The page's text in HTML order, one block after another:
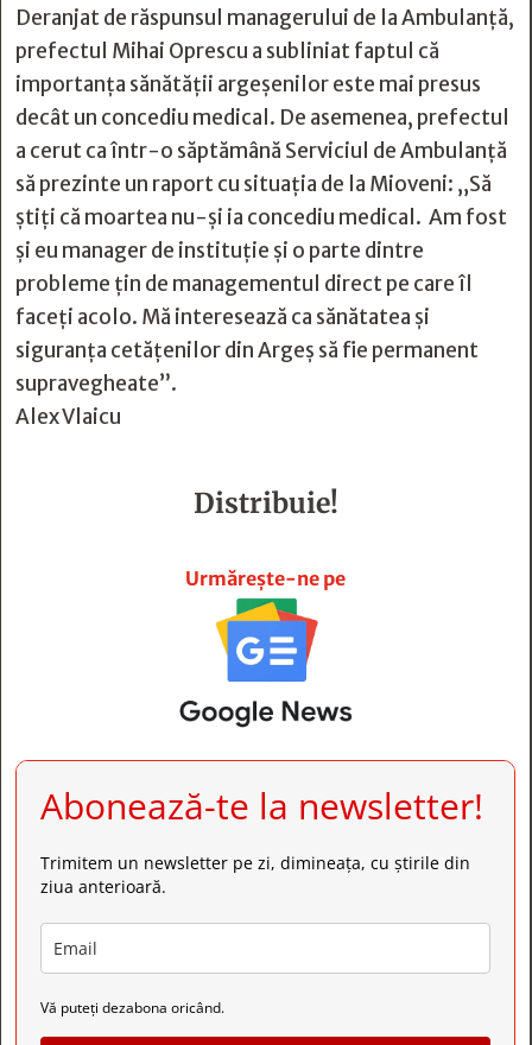
Deranjat de răspunsul managerului de la Ambulanță,
prefectul Mihai Oprescu a subliniat faptul că
importanța sănătății argeșenilor este mai presus
decât un concediu medical. De asemenea, prefectul
a cerut ca într-o săptămână Serviciul de Ambulanță
să prezinte un raport cu situația de la Mioveni: „Să
știți că moartea nu-și ia concediu medical. Am fost
și eu manager de instituție și o parte dintre
probleme țin de managementul direct pe care îl
faceți acolo. Mă interesează ca sănătatea și
siguranța cetățenilor din Argeș să fie permanent
supravegheate”.
Alex Vlaicu
Distribuie!
Urmărește-ne pe
Abonează-te la newsletter!
Trimitem un newsletter pe zi, dimineața, cu știrile din
ziua anterioară.
Vă puteți dezabona oricând.